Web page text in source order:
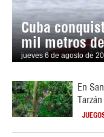
Cuba
mil metros
jueves 6 de agosto de
En
Tarzán